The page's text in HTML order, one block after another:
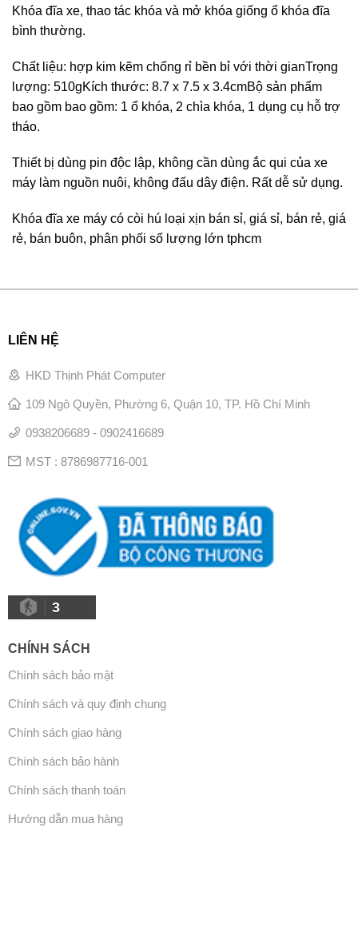
Khóa đĩa xe, thao tác khóa và mở khóa giống ổ khóa đĩa
bình thường.
Chất liệu: hợp kim kẽm chống rỉ bền bỉ với thời gianTrọng
lượng: 510gKích thước: 8.7 x 7.5 x 3.4cmBộ sản phẩm
bao gồm bao gồm: 1 ổ khóa, 2 chìa khóa, 1 dụng cụ hỗ trợ
tháo.
Thiết bị dùng pin độc lập, không cần dùng ắc qui của xe
máy làm nguồn nuôi, không đấu dây điện. Rất dễ sử dụng.
Khóa đĩa xe máy có còi hú loại xịn bán sỉ, giá sỉ, bán rẻ, giá
rẻ, bán buôn, phân phối số lượng lớn tphcm
LIÊN HỆ
HKD Thịnh Phát Computer
109 Ngô Quyền, Phường 6, Quận 10, TP. Hồ Chí Minh
0938206689 - 0902416689
MST : 8786987716-001
3
CHÍNH SÁCH
Chính sách bảo mật
Chính sách và quy định chung
Chính sách giao hàng
Chính sách bảo hành
Chính sách thanh toán
Hướng dẫn mua hàng